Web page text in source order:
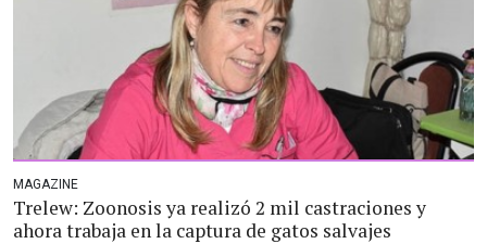
MAGAZINE
Trelew: Zoonosis ya realizó 2 mil castraciones y
ahora trabaja en la captura de gatos salvajes